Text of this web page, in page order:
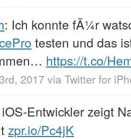
: Ich konnte fÃ¼r
testen und das
https://t.co/
2017 via Twitter for
iOS-Entwickler zeigt
zpr.io/Pc4jK